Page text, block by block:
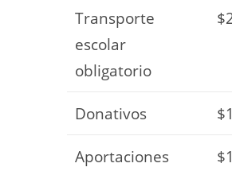
Transporte
escolar
obligatorio
Donativos
Aportaciones